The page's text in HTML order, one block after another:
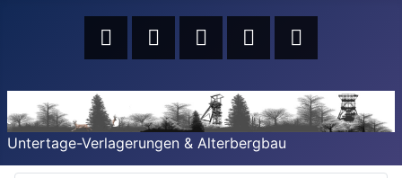
Untertage-Verlagerungen & Alterbergbau